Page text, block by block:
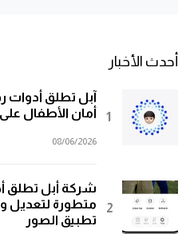
أحدث الأخبار
آبل تطلق أدوات
أمان الأطفال
08/06/2026
شركة أبل تطلق
متطورة لتعديل
تطبيق الصور